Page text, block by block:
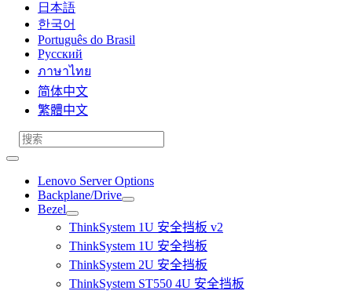
日本語
한국어
Português do Brasil
Русский
ภาษาไทย
简体中文
繁體中文
Lenovo Server Options
Backplane/Drive
Bezel
ThinkSystem 1U 安全挡板 v2
ThinkSystem 1U 安全挡板
ThinkSystem 2U 安全挡板
ThinkSystem ST550 4U 安全挡板